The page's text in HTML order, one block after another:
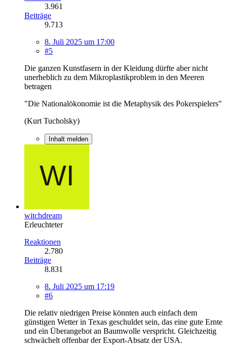
3.961
Beiträge
9.713
8. Juli 2025 um 17:00
#5
Die ganzen Kunstfasern in der Kleidung dürfte aber nicht
unerheblich zu dem Mikroplastikproblem in den Meeren
betragen
"Die Nationalökonomie ist die Metaphysik des Pokerspielers"
(Kurt Tucholsky)
Inhalt melden
witchdream
Erleuchteter
Reaktionen
2.780
Beiträge
8.831
8. Juli 2025 um 17:19
#6
Die relativ niedrigen Preise könnten auch einfach dem
günstigen Wetter in Texas geschuldet sein, das eine gute Ernte
und ein Überangebot an Baumwolle verspricht. Gleichzeitig
schwächelt offenbar der Export-Absatz der USA.